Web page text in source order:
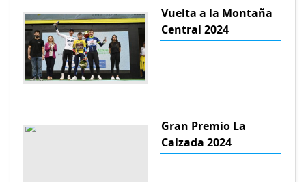
Vuelta a la Montaña
Central 2024
Gran Premio La
Calzada 2024